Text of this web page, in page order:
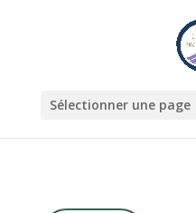
Sélectionner une page